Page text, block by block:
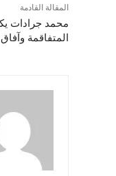
المقالة القادمة
محمد جرادات
المتفاقمة